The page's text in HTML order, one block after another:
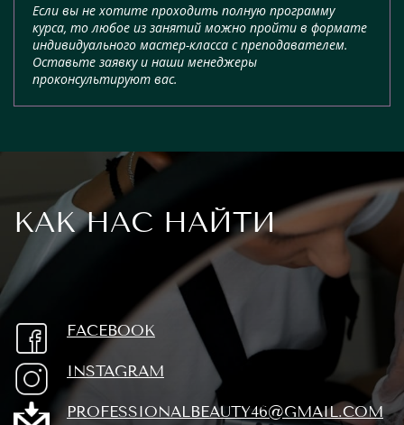
Если вы не хотите проходить полную программу
курса, то любое из занятий можно пройти в формате
индивидуального мастер-класса с преподавателем.
Оставьте заявку и наши менеджеры
проконсультируют вас.
КАК НАС НАЙТИ
FACEBOOK
INSTAGRAM
PROFESSIONALBEAUTY46@GMAIL.COM